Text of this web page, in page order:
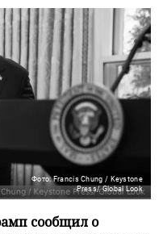
Фото: Francis Chung / Keystone
Press/ Global Look
сообщил о